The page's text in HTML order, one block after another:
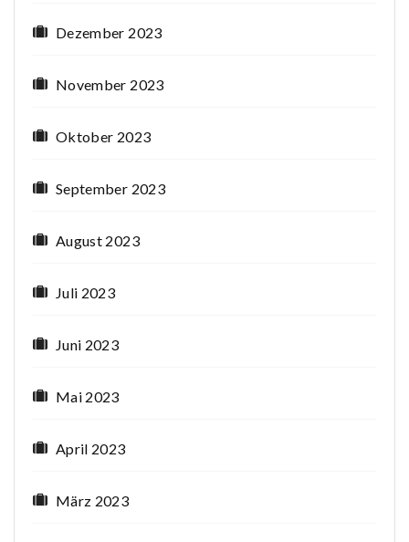
Dezember 2023
November 2023
Oktober 2023
September 2023
August 2023
Juli 2023
Juni 2023
Mai 2023
April 2023
März 2023